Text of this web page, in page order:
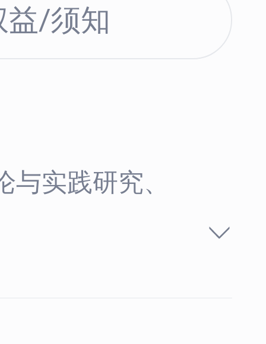
益/须知
实践研究、